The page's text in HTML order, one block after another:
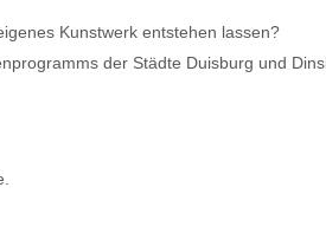
Kunstwerk entstehen lassen?
der Städte Duisburg und